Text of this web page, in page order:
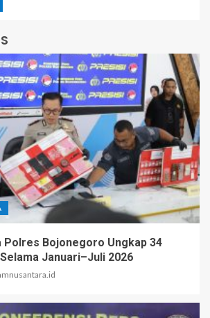
Polres Bojonegoro Ungkap 34
Januari–Juli 2026